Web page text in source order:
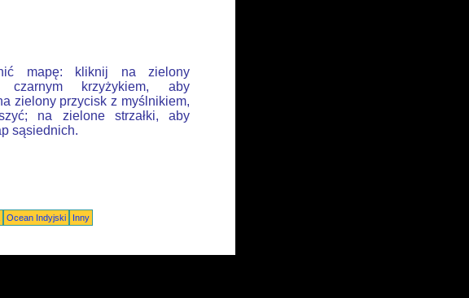
mapę: kliknij na zielony
krzyżykiem, aby
zielony przycisk z myślnikiem,
na zielone strzałki, aby
sąsiednich.
Ocean Indyjski
Inny